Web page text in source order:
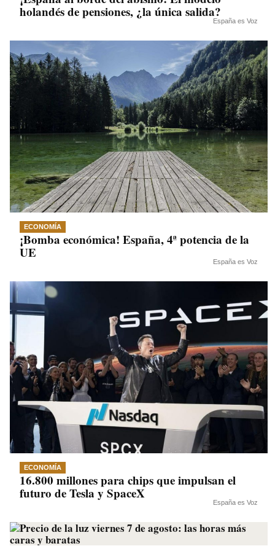
holandés de pensiones, ¿la única salida?
España es Voz
ECONOMÍA
¡Bomba económica! España, 4ª potencia de la
UE
España es Voz
ECONOMÍA
16.800 millones para chips que impulsan el
futuro de Tesla y SpaceX
España es Voz